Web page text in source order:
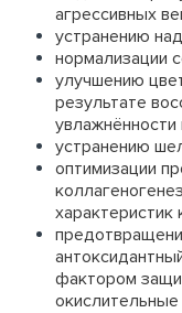
агрессивных
устранению
нормализации
улучшению
результате
увлажнённости
устранению
оптимизации
характеристик
фактором